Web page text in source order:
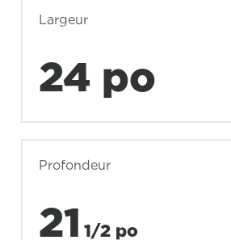
Largeur
24 po
Profondeur
21 1/2 po